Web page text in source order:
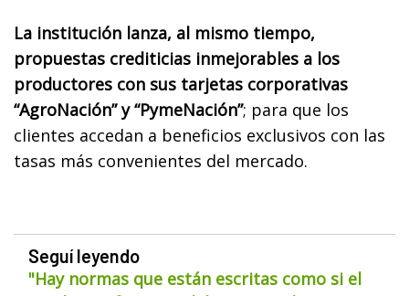
La institución lanza, al mismo tiempo,
propuestas crediticias inmejorables a los
productores con sus tarjetas corporativas
“AgroNación” y “PymeNación”; para que los
clientes accedan a beneficios exclusivos con las
tasas más convenientes del mercado.
Seguí leyendo
"Hay normas que están escritas como si el